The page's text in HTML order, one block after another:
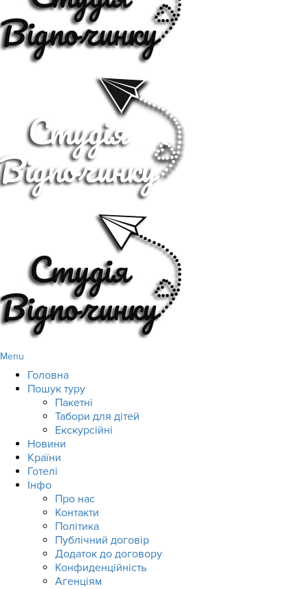
Menu
Головна
Пошук туру
Пакетні
Табори для дітей
Екскурсійні
Новини
Країни
Готелі
Інфо
Про нас
Контакти
Політика
Публічний договір
Додаток до договору
Конфиденційність
Агенціям